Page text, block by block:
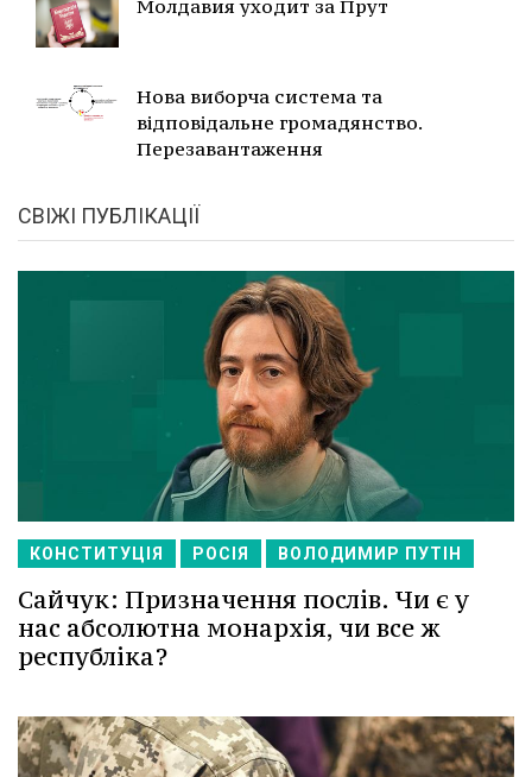
Молдавия уходит за Прут
Нова виборча система та
відповідальне громадянство.
Перезавантаження
СВІЖІ ПУБЛІКАЦІЇ
КОНСТИТУЦІЯ РОСІЯ ВОЛОДИМИР ПУТІН
Сайчук: Призначення послів. Чи є у
нас абсолютна монархія, чи все ж
республіка?